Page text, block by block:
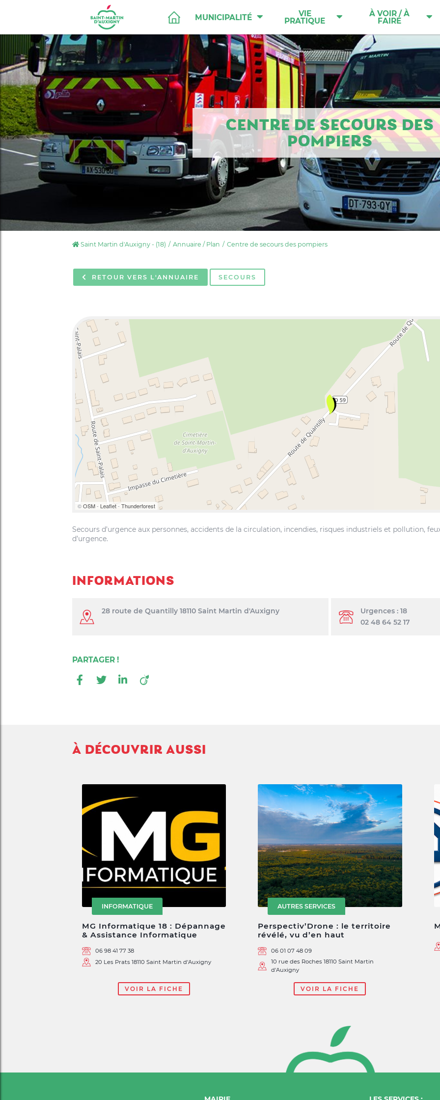
MUNICIPALITÉ VIE
PRATIQUE
À VOIR / À
FAIRE
CENTRE DE SECOURS DES
POMPIERS
Saint Martin d'Auxigny - (18) Annuaire / Plan Centre de secours des pompiers
RETOUR VERS L'ANNUAIRE SECOURS
©OSM- Leaflet- Thunderforest
Secours d’urgence aux personnes, accidents de la circulation, incendies, risques industriels et pollution,
d’urgence.
INFORMATIONS
28 route de Quantilly 18110 Saint Martin d'Auxigny
Urgences : 18
02 48 64 52 17
À DÉCOUVRIR AUSSI
INFORMATIQUE
MG Informatique 18 : Dépannage
& Assistance Informatique
06 98 41 77 38
20 Les Prats 18110 Saint Martin d'Auxigny
VOIR LA FICHE
AUTRES SERVICES
Perspectiv’Drone : le territoire
révélé, vu d’en haut
06 01 07 48 09
10 rue des Roches 18110 Saint Martin
d'Auxigny
VOIR LA FICHE